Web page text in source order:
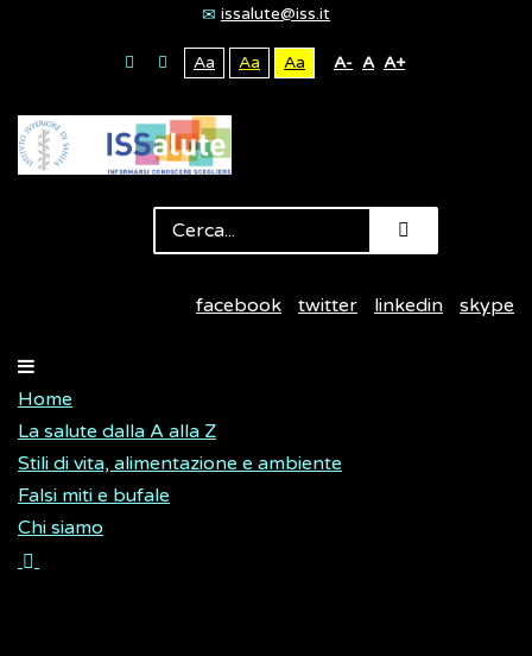
issalute@iss.it
Aa Aa Aa A- A A+
facebook twitter linkedin skype
Home
La salute dalla A alla Z
Stili di vita, alimentazione e ambiente
Falsi miti e bufale
Chi siamo